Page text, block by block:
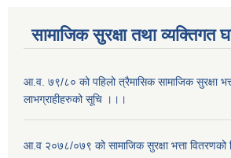
सामाजिक सुरक्षा तथा व्यक्तिगत
आ.व. ७९/८० को पहिलो त्रैमासिक सामाजिक सुरक्षा
लाभग्राहीहरुको सूचि ।।।
आ.व २०७८/०७९ को सामाजिक सुरक्षा भत्ता वितरणको